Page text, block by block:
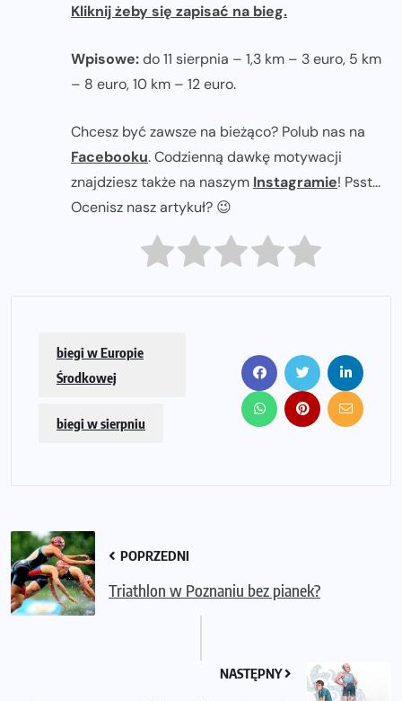
Kliknij żeby się zapisać na bieg.
Wpisowe:do 11 sierpnia – 1,3 km – 3 euro, 5 km
– 8 euro, 10 km – 12 euro.
Chcesz być zawsze na bieżąco? Polub nas na
Facebooku. Codzienną dawkę motywacji
znajdziesz także na naszym Instagramie! Psst...
Ocenisz nasz artykuł? 😉
biegi w Europie
Środkowej
biegi w sierpniu
POPRZEDNI
Triathlon w Poznaniu bez pianek?
NASTĘPNY